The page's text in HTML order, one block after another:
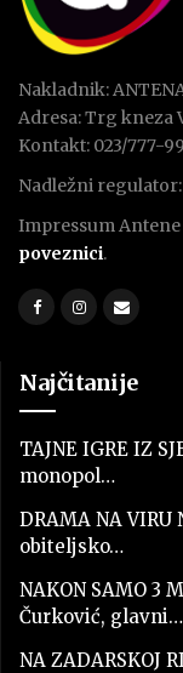
Nakladnik:
Adresa: Trg kneza
Kontakt: 023/777-
Nadležni
Impressum
poveznici.
Najčitanije
TAJNE IGRE IZ
monopol…
DRAMA NA
obiteljsko…
NAKON SAMO 3
Čurković, glavni…
NA ZADARSKOJ